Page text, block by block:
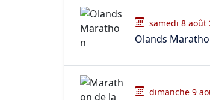
samedi 8 août
Olands
dimanche 9